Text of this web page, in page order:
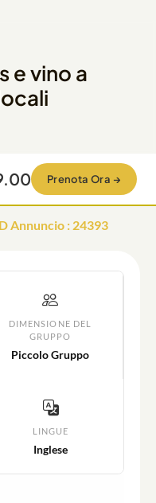
e vino a
Prenota Ora →
Annuncio : 24393
DIMENSIONE DEL
GRUPPO
Piccolo Gruppo
LINGUE
Inglese